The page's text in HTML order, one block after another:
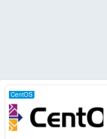
CentOS